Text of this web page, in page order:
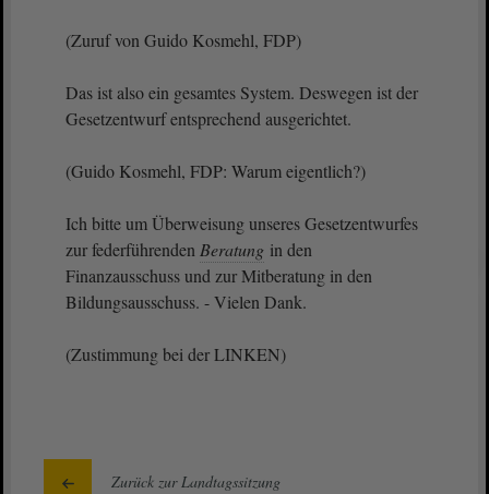
(Zuruf von Guido Kosmehl, FDP)
Das ist also ein gesamtes System. Deswegen ist der
Gesetzentwurf entsprechend ausgerichtet.
(Guido Kosmehl, FDP: Warum eigentlich?)
Ich bitte um Überweisung unseres Gesetzentwurfes
zur federführenden Beratung in den
Finanzausschuss und zur Mitberatung in den
Bildungsausschuss. - Vielen Dank.
(Zustimmung bei der LINKEN)
Zurück zur Landtagssitzung